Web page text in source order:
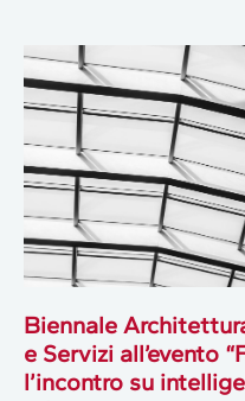
Biennale
e Servizi all’evento
l’incontro su